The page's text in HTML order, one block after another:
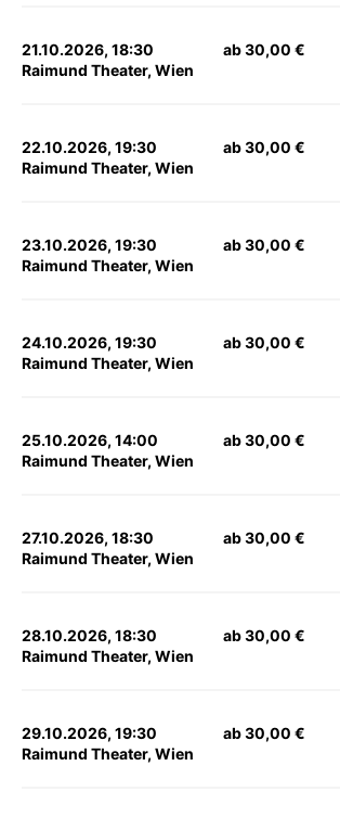
21.10.2026, 18:30
Raimund Theater, Wien
ab 30,00 €
22.10.2026, 19:30
Raimund Theater, Wien
ab 30,00 €
23.10.2026, 19:30
Raimund Theater, Wien
ab 30,00 €
24.10.2026, 19:30
Raimund Theater, Wien
ab 30,00 €
25.10.2026, 14:00
Raimund Theater, Wien
ab 30,00 €
27.10.2026, 18:30
Raimund Theater, Wien
ab 30,00 €
28.10.2026, 18:30
Raimund Theater, Wien
ab 30,00 €
29.10.2026, 19:30
Raimund Theater, Wien
ab 30,00 €